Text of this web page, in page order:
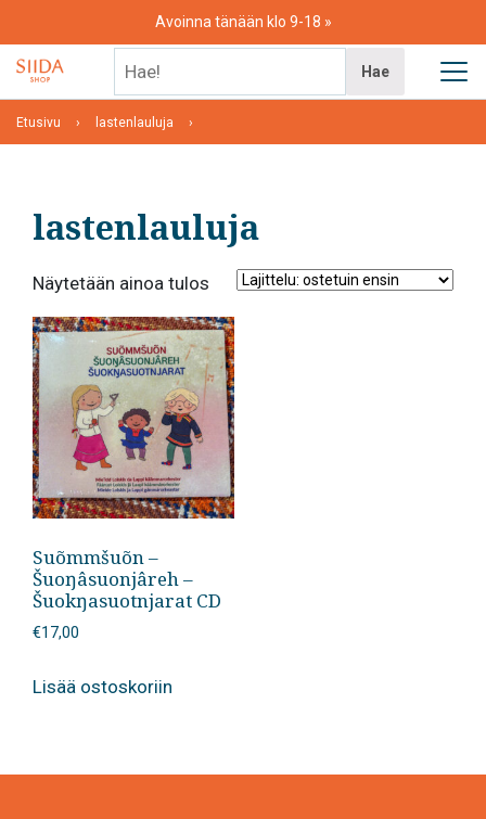
content
Avoinna tänään klo 9-18
Hae
Etusivu lastenlauluja
lastenlauluja
Näytetään ainoa tulos
Suõmmšuõn –
Šuoŋâsuonjâreh –
Šuokŋasuotnjarat CD
€17,00
Lisää ostoskoriin